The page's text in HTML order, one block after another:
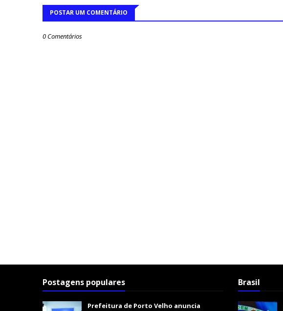
POSTAR UM COMENTÁRIO
0 Comentários
Postagens populares
Prefeitura de Porto Velho anuncia
Brasil